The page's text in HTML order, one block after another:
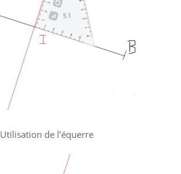
Utilisation de l’équerre